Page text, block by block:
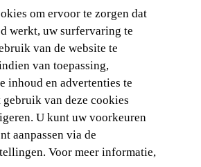
om ervoor te zorgen dat
werkt, uw surfervaring te
van de website te
van toepassing,
inhoud en advertenties te
van deze cookies
U kunt uw voorkeuren
aanpassen via de
Voor meer informatie,